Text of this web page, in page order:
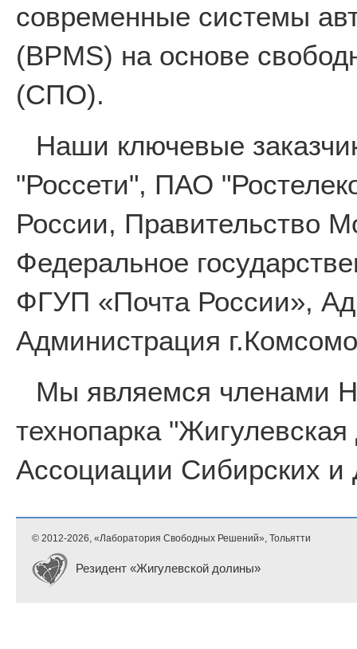
современные системы
(BPMS) на основе
(СПО).
Наши ключевые
"Россети", ПАО
России, Правительство
Федеральное
ФГУП «Почта России»,
Администрация
Мы являемся членами
технопарка
Ассоциации Сибирских и
© 2012-2026, «Лаборатория Свободных Решений», Тольятти
Резидент «Жигулевской долины»